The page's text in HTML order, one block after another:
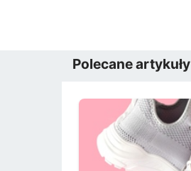
Polecane artykuły